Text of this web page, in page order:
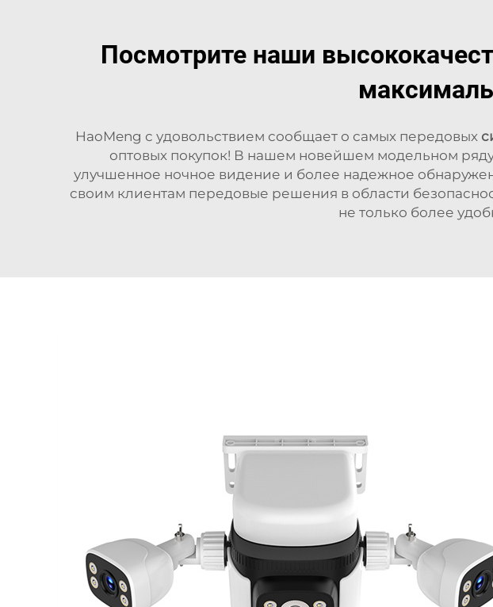
Посмотрите наши
HaoMeng с удовольствием сообщает о самых передовых
оптовых покупок! В нашем новейшем модельном
улучшенное ночное видение и более надежное
своим клиентам передовые решения в области
не только более